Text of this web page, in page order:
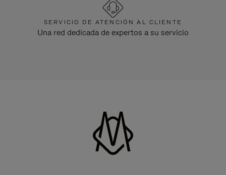
SERVICIO DE ATENCIÓN AL CLIENTE
Una red dedicada de expertos a su servicio